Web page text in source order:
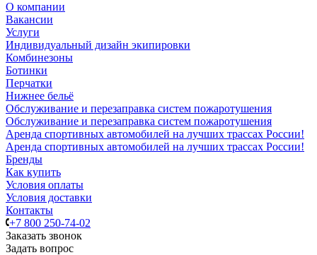
О компании
Вакансии
Услуги
Индивидуальный дизайн экипировки
Комбинезоны
Ботинки
Перчатки
Нижнее бельё
Обслуживание и перезаправка систем пожаротушения
Обслуживание и перезаправка систем пожаротушения
Аренда спортивных автомобилей на лучших трассах России!
Аренда спортивных автомобилей на лучших трассах России!
Бренды
Как купить
Условия оплаты
Условия доставки
Контакты
+7 800 250-74-02
Заказать звонок
Задать вопрос